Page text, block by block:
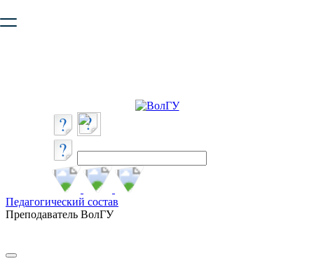
безопасную работу с сайтом. Пожалуйста
Педагогический состав
Преподаватель ВолГУ